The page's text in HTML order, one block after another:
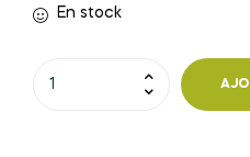
En stock